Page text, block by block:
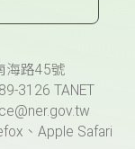
海路45號
3126 TANET
、Apple Safari